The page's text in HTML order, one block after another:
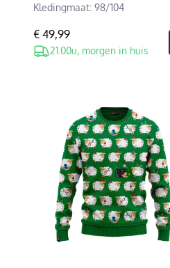
Kledingmaat: 98/104
€ 49,99
21.00u, morgen in huis